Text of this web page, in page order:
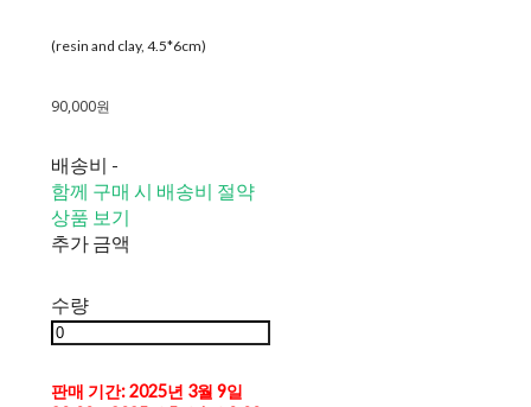
(resin and clay, 4.5*6cm)
90,000원
배송비 -
함께 구매 시 배송비 절약
상품 보기
추가 금액
수량
판매 기간: 2025년 3월 9일